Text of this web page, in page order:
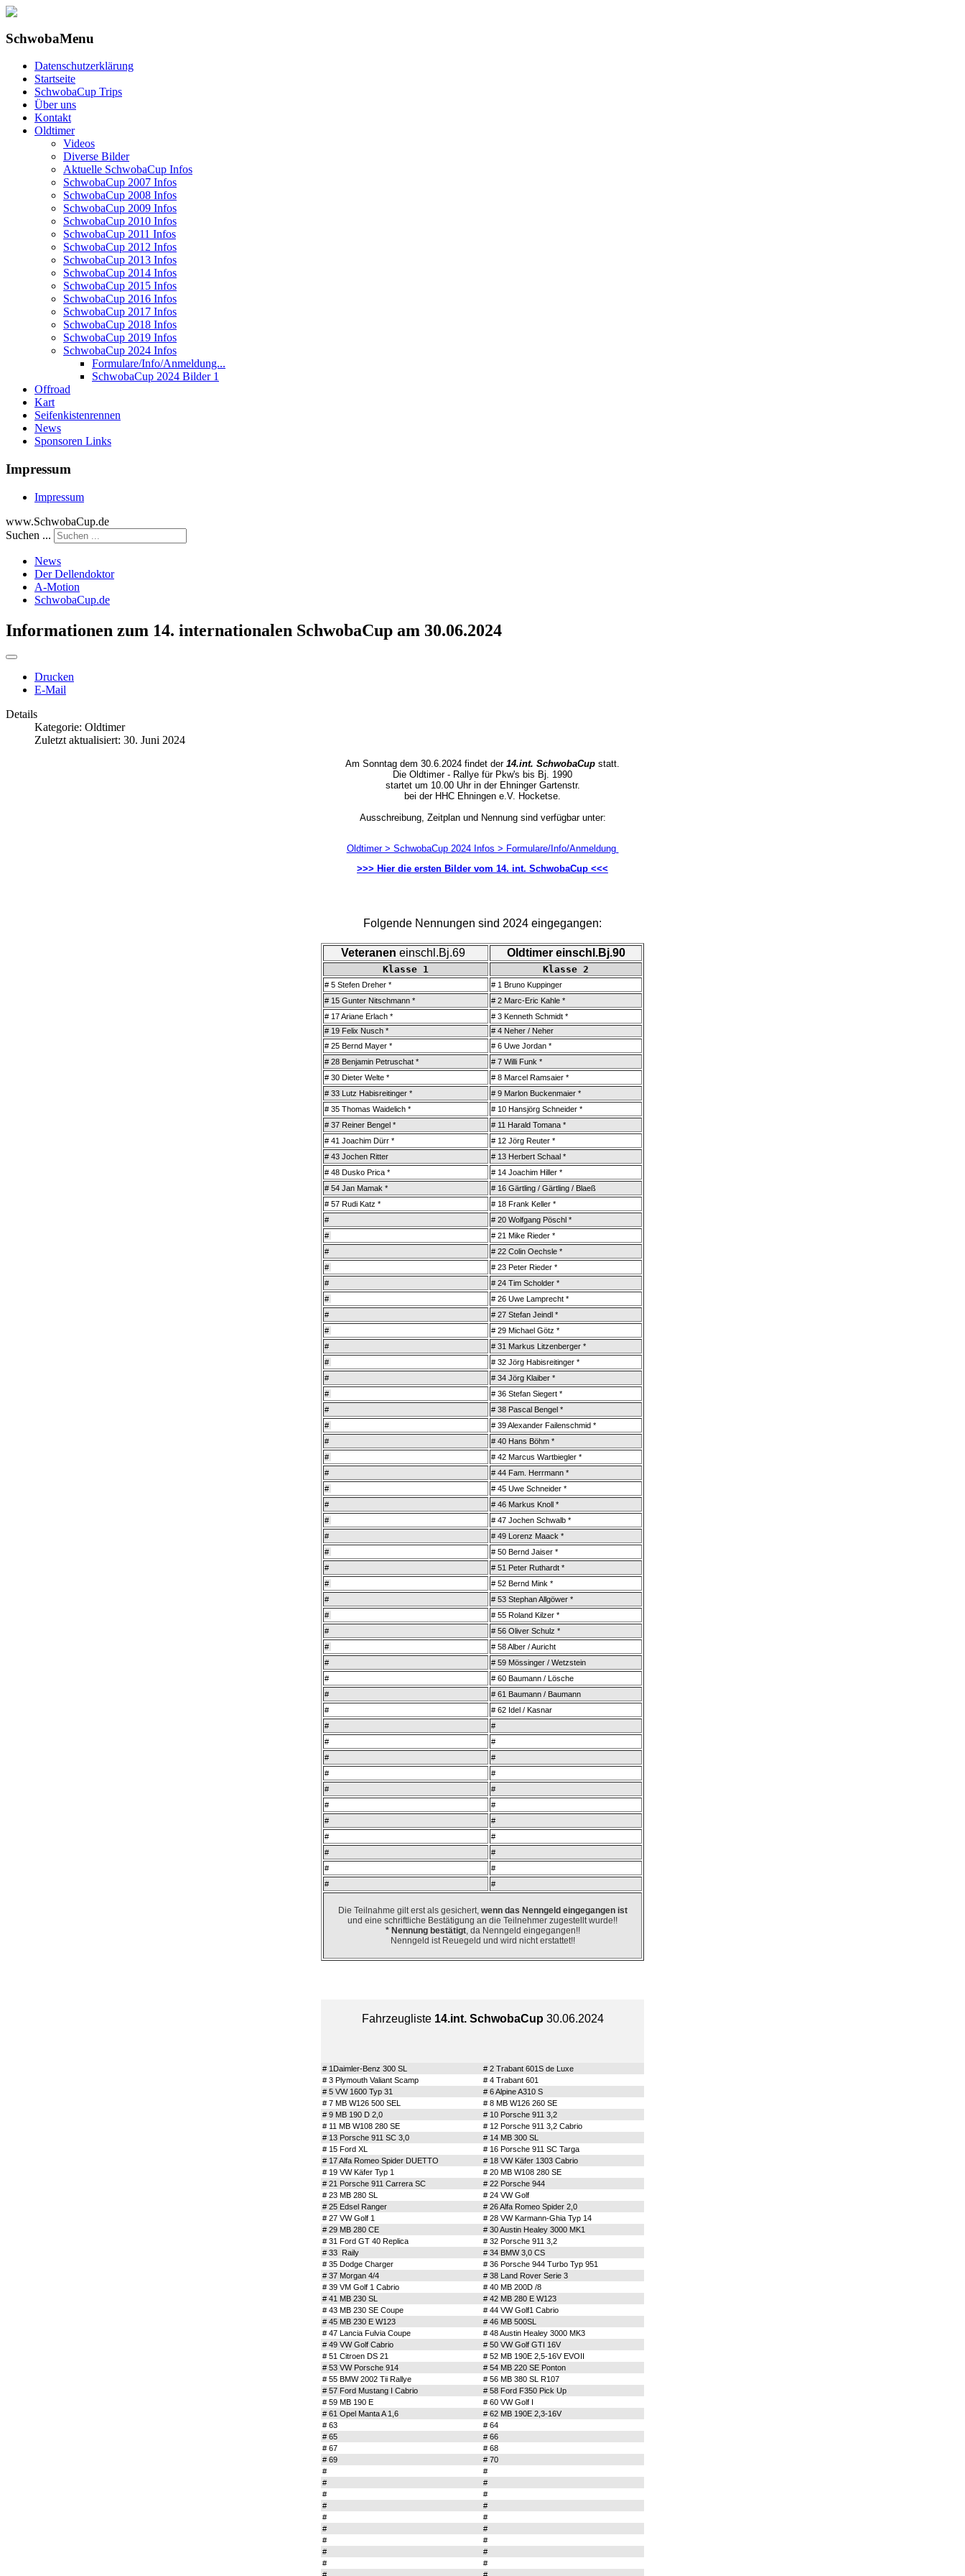
SchwobaMenu
Datenschutzerklärung
Startseite
SchwobaCup Trips
Über uns
Kontakt
Oldtimer
Videos
Diverse Bilder
Aktuelle SchwobaCup Infos
SchwobaCup 2007 Infos
SchwobaCup 2008 Infos
SchwobaCup 2009 Infos
SchwobaCup 2010 Infos
SchwobaCup 2011 Infos
SchwobaCup 2012 Infos
SchwobaCup 2013 Infos
SchwobaCup 2014 Infos
SchwobaCup 2015 Infos
SchwobaCup 2016 Infos
SchwobaCup 2017 Infos
SchwobaCup 2018 Infos
SchwobaCup 2019 Infos
SchwobaCup 2024 Infos
Formulare/Info/Anmeldung...
SchwobaCup 2024 Bilder 1
Offroad
Kart
Seifenkistenrennen
News
Sponsoren Links
Impressum
Impressum
www.SchwobaCup.de
Suchen ...
News
Der Dellendoktor
A-Motion
SchwobaCup.de
Informationen zum 14. internationalen SchwobaCup am 30.06.2024
Drucken
E-Mail
Details
Kategorie: Oldtimer
Zuletzt aktualisiert: 30. Juni 2024
Am Sonntag dem 30.6.2024 findet der 14.int. SchwobaCup statt.
Die Oldtimer - Rallye für Pkw's bis Bj. 1990
startet um 10.00 Uhr in der Ehninger Gartenstr.
bei der HHC Ehningen e.V. Hocketse.
Ausschreibung, Zeitplan und Nennung sind verfügbar unter:
Oldtimer > SchwobaCup 2024 Infos > Formulare/Info/Anmeldung
>>> Hier die ersten Bilder vom 14. int. SchwobaCup <<<
Folgende Nennungen sind 2024 eingegangen:
Die Teilnahme gilt erst als gesichert, wenn das Nenngeld eingegangen ist
und eine schriftliche Bestätigung an die Teilnehmer zugestellt wurde!!
* Nennung bestätigt, da Nenngeld eingegangen!!
Nenngeld ist Reuegeld und wird nicht erstattet!!
Veteranen einschl.Bj.69 Oldtimer einschl.Bj.90
Klasse 1 Klasse 2
# 5 Stefen Dreher * # 1 Bruno Kuppinger
# 15 Gunter Nitschmann * # 2 Marc-Eric Kahle *
# 17 Ariane Erlach * # 3 Kenneth Schmidt *
# 19 Felix Nusch * # 4 Neher / Neher
# 25 Bernd Mayer * # 6 Uwe Jordan *
# 28 Benjamin Petruschat * # 7 Willi Funk *
# 30 Dieter Welte * # 8 Marcel Ramsaier *
# 33 Lutz Habisreitinger * # 9 Marlon Buckenmaier *
# 35 Thomas Waidelich * # 10 Hansjörg Schneider *
# 37 Reiner Bengel * # 11 Harald Tomana *
# 41 Joachim Dürr * # 12 Jörg Reuter *
# 43 Jochen Ritter # 13 Herbert Schaal *
# 48 Dusko Prica * # 14 Joachim Hiller *
# 54 Jan Mamak * # 16 Gärtling / Gärtling / Blaeß
# 57 Rudi Katz *
# 18 Frank Keller *
#
# 20 Wolfgang Pöschl *
#
# 21 Mike Rieder *
#
# 22 Colin Oechsle *
#
# 23 Peter Rieder *
#
# 24 Tim Scholder *
#
# 26 Uwe Lamprecht *
#
# 27 Stefan Jeindl *
#
# 29 Michael Götz *
#
# 31 Markus Litzenberger *
#
# 32 Jörg Habisreitinger *
#
# 34 Jörg Klaiber *
#
# 36 Stefan Siegert *
#
# 38 Pascal Bengel *
#
# 39 Alexander Failenschmid *
#
# 40 Hans Böhm *
#
# 42 Marcus Wartbiegler *
#
# 44 Fam. Herrmann *
#
# 45 Uwe Schneider *
#
# 46 Markus Knoll *
#
# 47 Jochen Schwalb *
#
# 49 Lorenz Maack *
#
# 50 Bernd Jaiser *
#
# 51 Peter Ruthardt *
#
# 52 Bernd Mink *
#
# 53 Stephan Allgöwer *
#
# 55 Roland Kilzer *
#
# 56 Oliver Schulz *
#
# 58 Alber / Auricht
#
# 59 Mössinger / Wetzstein
#
# 60 Baumann / Lösche
#
# 61 Baumann / Baumann
#
# 62 Idel / Kasnar
#
#
#
#
#
#
#
#
#
#
#
#
#
#
#
#
#
#
#
#
#
#
Fahrzeugliste 14.int. SchwobaCup 30.06.2024
# 1 Daimler-Benz 300 SL
# 2 Trabant 601S de Luxe
# 3 Plymouth Valiant Scamp
# 4 Trabant 601
# 5 VW 1600 Typ 31
# 6 Alpine A310 S
# 7 MB W126 500 SEL
# 8 MB W126 260 SE
# 9 MB 190 D 2,0
# 10 Porsche 911 3,2
# 11 MB W108 280 SE
# 12 Porsche 911 3,2 Cabrio
# 13 Porsche 911 SC 3,0
# 14 MB 300 SL
# 15 Ford XL
# 16 Porsche 911 SC Targa
# 17 Alfa Romeo Spider DUETTO
# 18 VW Käfer 1303 Cabrio
# 19 VW Käfer Typ 1
# 20 MB W108 280 SE
# 21 Porsche 911 Carrera SC
# 22 Porsche 944
# 23 MB 280 SL
# 24 VW Golf
# 25 Edsel Ranger
# 26 Alfa Romeo Spider 2,0
# 27 VW Golf 1
# 28 VW Karmann-Ghia Typ 14
# 29 MB 280 CE
# 30 Austin Healey 3000 MK1
# 31 Ford GT 40 Replica
# 32 Porsche 911 3,2
# 33 Raily
# 34 BMW 3,0 CS
# 35 Dodge Charger
# 36 Porsche 944 Turbo Typ 951
# 37 Morgan 4/4
# 38 Land Rover Serie 3
# 39 VM Golf 1 Cabrio
# 40 MB 200D /8
# 41 MB 230 SL
# 42 MB 280 E W123
# 43 MB 230 SE Coupe
# 44 VW Golf1 Cabrio
# 45 MB 230 E W123
# 46 MB 500SL
# 47 Lancia Fulvia Coupe
# 48 Austin Healey 3000 MK3
# 49 VW Golf Cabrio
# 50 VW Golf GTI 16V
# 51 Citroen DS 21
# 52 MB 190E 2,5-16V EVOII
# 53 VW Porsche 914
# 54 MB 220 SE Ponton
# 55 BMW 2002 Tii Rallye
# 56 MB 380 SL R107
# 57 Ford Mustang I Cabrio
# 58 Ford F350 Pick Up
# 59 MB 190 E
# 60 VW Golf I
# 61 Opel Manta A 1,6
# 62 MB 190E 2,3-16V
# 63
# 64
# 65
# 66
# 67
# 68
# 69
# 70
#
#
#
#
#
#
#
#
#
#
#
#
#
#
#
#
#
#